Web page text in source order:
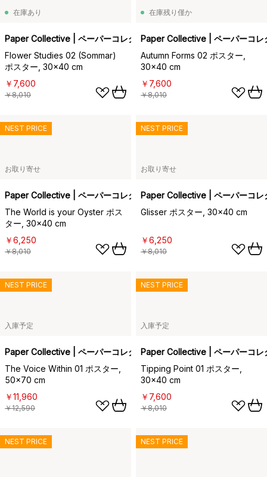
在庫あり
Paper Collective | ペーパーコレクティブ
Flower Studies 02 (Sommar)
ポスター, 30x40 cm
￥7,600
￥8,010
在庫残り僅か
Paper Collective | ペーパーコレ
Autumn Forms 02 ポスター,
30x40 cm
￥7,600
￥8,010
お取り寄せ
Paper Collective | ペーパーコレクティブ
The World is your Oyster ポス
ター, 30x40 cm
￥6,250
￥8,010
NEST PRICE
お取り寄せ
Paper Collective | ペーパーコレ
Glisser ポスター, 30x40 cm
￥6,250
￥8,010
NEST PRICE
入庫予定
Paper Collective | ペーパーコレクティブ
The Voice Within 01 ポスター,
50x70 cm
￥11,960
￥12,590
NEST PRICE
入庫予定
Paper Collective | ペーパーコレ
Tipping Point 01 ポスター,
30x40 cm
￥7,600
￥8,010
NEST PRICE
NEST PRICE NEST PRICE